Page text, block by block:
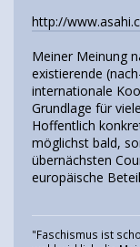
http://
Meiner Meinung
existierende
internationale
Grundlage für
Hoffentlich
möglichst bald,
übernächsten
europäische
"Faschismus ist